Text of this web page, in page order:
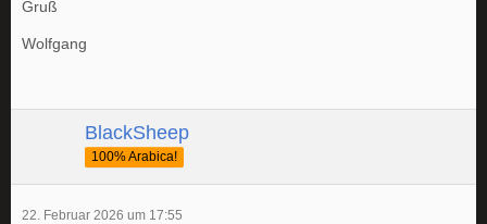
Gruß
Wolfgang
BlackSheep
100% Arabica!
22. Februar 2026 um 17:55